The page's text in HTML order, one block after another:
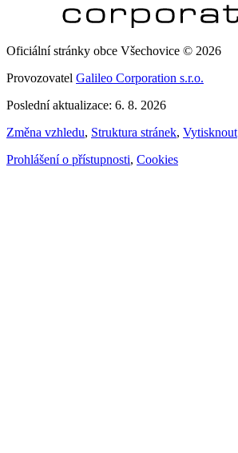
Oficiální stránky obce Všechovice © 2026
Provozovatel Galileo Corporation s.r.o.
Poslední aktualizace: 6. 8. 2026
Změna vzhledu, Struktura stránek, Vytisknout
Prohlášení o přístupnosti, Cookies